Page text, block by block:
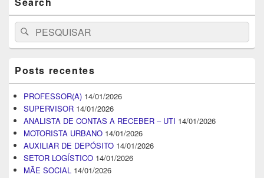
Search
for:
Pesquisar
Posts recentes
PROFESSOR(A) 14/01/2026
SUPERVISOR 14/01/2026
ANALISTA DE CONTAS A RECEBER – UTI 14/01/2026
MOTORISTA URBANO 14/01/2026
AUXILIAR DE DEPÓSITO 14/01/2026
SETOR LOGÍSTICO 14/01/2026
MÃE SOCIAL 14/01/2026